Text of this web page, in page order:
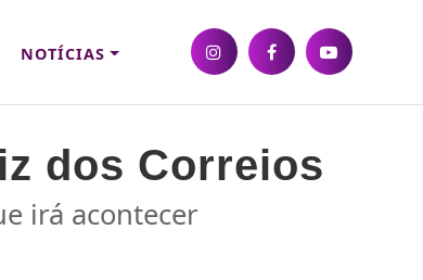
NOTÍCIAS
dos Correios
irá acontecer